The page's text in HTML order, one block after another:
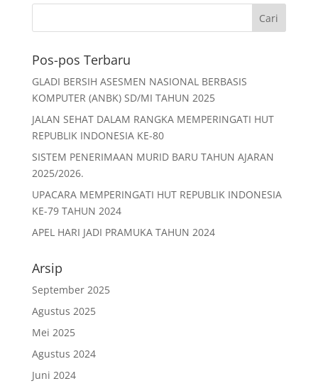
e
b
o
o
k
er l s
p
p
e
Pos-pos Terbaru
GLADI BERSIH ASESMEN NASIONAL BERBASIS
KOMPUTER (ANBK) SD/MI TAHUN 2025
JALAN SEHAT DALAM RANGKA MEMPERINGATI HUT
REPUBLIK INDONESIA KE-80
SISTEM PENERIMAAN MURID BARU TAHUN AJARAN
2025/2026.
UPACARA MEMPERINGATI HUT REPUBLIK INDONESIA
KE-79 TAHUN 2024
APEL HARI JADI PRAMUKA TAHUN 2024
Arsip
September 2025
Agustus 2025
Mei 2025
Agustus 2024
Juni 2024